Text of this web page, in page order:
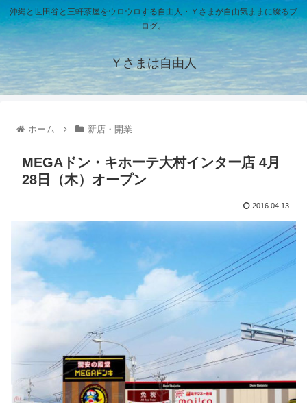
沖縄と世田谷と三軒茶屋をウロウロする自由人・Ｙさまが自由気ままに綴るブ
ログ。
Ｙさまは自由人
ホーム 新店・開業
MEGAドン・キホーテ大村インター店 4月
28日（木）オープン
2016.04.13